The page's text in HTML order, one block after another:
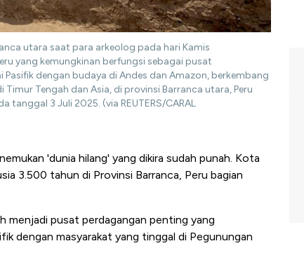
utara saat para arkeolog pada hari Kamis
yang kemungkinan berfungsi sebagai pusat
dengan budaya di Andes dan Amazon, berkembang
Tengah dan Asia, di provinsi Barranca utara, Peru
3 Juli 2025. (via REUTERS/CARAL
'dunia hilang' yang dikira sudah punah. Kota
3.500 tahun di Provinsi Barranca, Peru bagian
menjadi pusat perdagangan penting yang
dengan masyarakat yang tinggal di Pegunungan